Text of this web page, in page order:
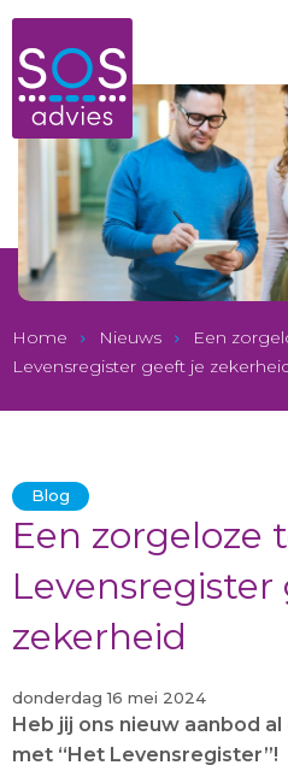
Home Nieuws
Een
Levensregister geeft je
Blog
Een zorgeloze
zekerheid
donderdag 16 mei 2024
Heb jij ons nieuw aanbod
met “Het Levensregister”!